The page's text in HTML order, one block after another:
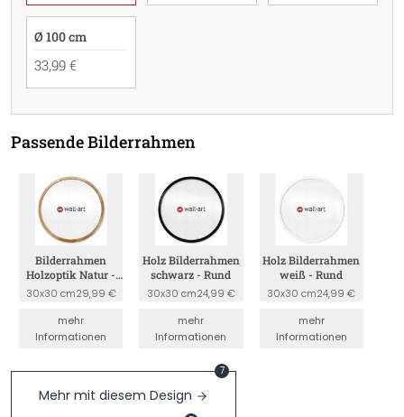
Ø 100 cm
33,99 €
Passende Bilderrahmen
Bilderrahmen
Holzoptik Natur -
Rund
30x30 cm29,99 €
mehr
Informationen
Holz Bilderrahmen
schwarz - Rund
30x30 cm24,99 €
mehr
Informationen
Holz Bilderrahmen
weiß - Rund
30x30 cm24,99 €
mehr
Informationen
Mehr mit diesem Design
7